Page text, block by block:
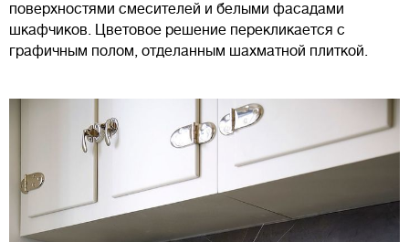
поверхностями смесителей и белыми фасадами
шкафчиков. Цветовое решение перекликается с
графичным полом, отделанным шахматной плиткой.